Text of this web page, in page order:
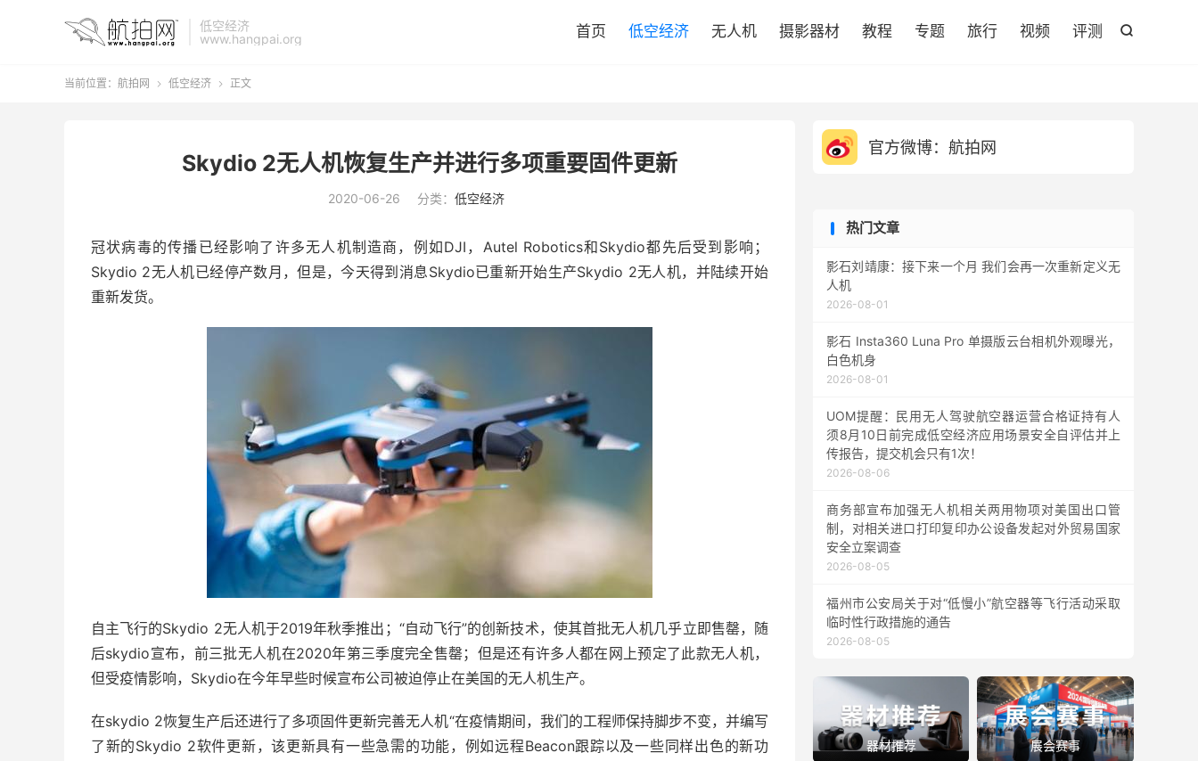
低空经济
www.hangpai.org

首页 低空经济 无人机 摄影器材 教程 专题 旅行 视频 评测
当前位置： 航拍网  低空经济  正文
Skydio 2无人机恢复生产并进行多项重要固件更新
2020-06-26 分类： 低空经济
冠状病毒的传播已经影响了许多无人机制造商，例如DJI，Autel Robotics和Skydio都先后受到影响；
Skydio 2无人机已经停产数月，但是，今天得到消息Skydio已重新开始生产Skydio 2无人机，并陆续开始
重新发货。
自主飞行的Skydio 2无人机于2019年秋季推出；“自动飞行”的创新技术，使其首批无人机几乎立即售罄，随
后skydio宣布，前三批无人机在2020年第三季度完全售罄；但是还有许多人都在网上预定了此款无人机，
但受疫情影响，Skydio在今年早些时候宣布公司被迫停止在​​美国的无人机生产。
在skydio 2恢复生产后还进行了多项固件更新完善无人机“在疫情期间，我们的工程师保持脚步不变，并编写
了新的Skydio 2软件更新，该更新具有一些急需的功能，例如远程Beacon跟踪以及一些同样出色的新功
官方微博：航拍网
热门文章
影石刘靖康：接下来一个月 我们会再一次重新定义无
人机
2026-08-01
影石 Insta360 Luna Pro 单摄版云台相机外观曝光，
白色机身
2026-08-01
UOM提醒：民用无人驾驶航空器运营合格证持有人
须8月10日前完成低空经济应用场景安全自评估并上
传报告，提交机会只有1次！
2026-08-06
商务部宣布加强无人机相关两用物项对美国出口管
制，对相关进口打印复印办公设备发起对外贸易国家
安全立案调查
2026-08-05
福州市公安局关于对“低慢小”航空器等飞行活动采取
临时性行政措施的通告
2026-08-05
器材推荐 展会赛事